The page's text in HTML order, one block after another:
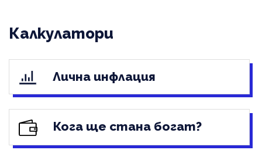
Калкулатори
Лична инфлация
Кога ще стана богат?